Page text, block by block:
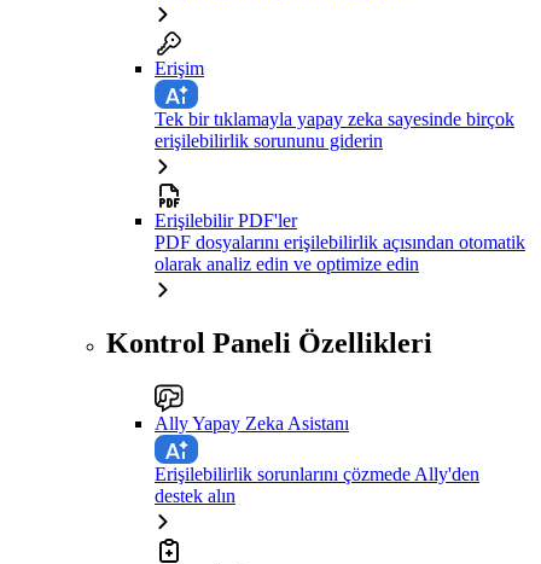
Erişim
Tek bir tıklamayla yapay zeka sayesinde birçok
erişilebilirlik sorununu giderin
Erişilebilir PDF'ler
PDF dosyalarını erişilebilirlik açısından otomatik
olarak analiz edin ve optimize edin
Kontrol Paneli Özellikleri
Ally Yapay Zeka Asistanı
Erişilebilirlik sorunlarını çözmede Ally'den
destek alın